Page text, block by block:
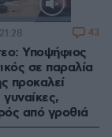
:
100.00%
Υποψήφιος
σε παραλία
προκαλεί
από γροθιά
43